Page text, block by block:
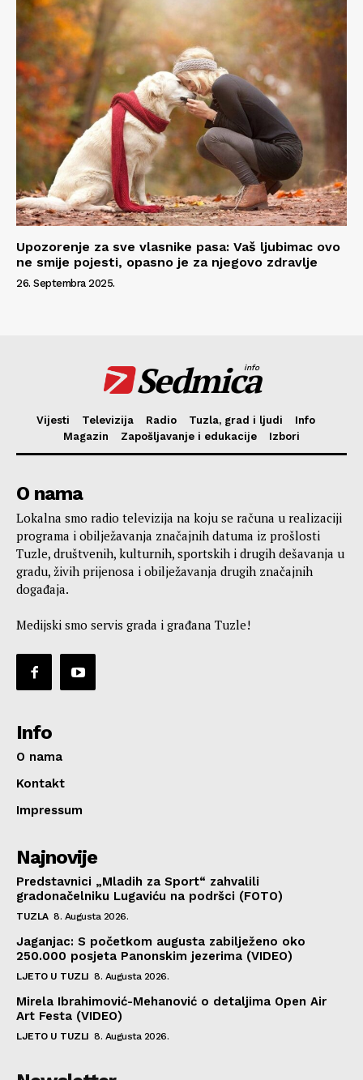
Upozorenje za sve vlasnike pasa: Vaš ljubimac ovo
ne smije pojesti, opasno je za njegovo zdravlje
26. Septembra 2025.
Sedmica
info
Vijesti Televizija Radio Tuzla, grad i ljudi
Info
Magazin
Zapošljavanje i edukacije Izbori
O nama
Lokalna smo radio televizija na koju se računa u realizaciji
programa i obilježavanja značajnih datuma iz prošlosti
Tuzle, društvenih, kulturnih, sportskih i drugih dešavanja u
gradu, živih prijenosa i obilježavanja drugih značajnih
događaja.
Medijski smo servis grada i građana Tuzle!
Info
O nama
Kontakt
Impressum
Najnovije
Predstavnici „Mladih za Sport“ zahvalili
gradonačelniku Lugaviću na podršci (FOTO)
TUZLA 8. Augusta 2026.
Jaganjac: S početkom augusta zabilježeno oko
250.000 posjeta Panonskim jezerima (VIDEO)
LJETO U TUZLI 8. Augusta 2026.
Mirela Ibrahimović-Mehanović o detaljima Open Air
Art Festa (VIDEO)
LJETO U TUZLI 8. Augusta 2026.